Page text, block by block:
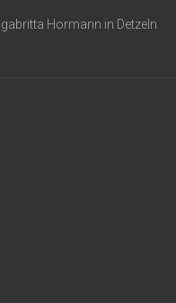
Hormann in Detzeln